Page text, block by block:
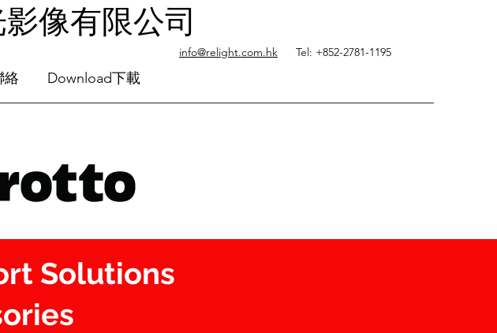
像有限公司
info@relight.com.hk Tel: +852-2781-1195
絡 Download下載
Solutions